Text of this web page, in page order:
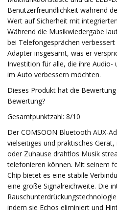
Benutzerfreundlichkeit während
Wert auf Sicherheit mit
Während die Musikwiedergabe
bei Telefongesprächen
Adapter insgesamt, was er
Investition für alle, die ihre
im Auto verbessern möchten.
Dieses Produkt hat die
Bewertung?
Gesamtpunktzahl: 8/10
Der COMSOON Bluetooth AUX-
vielseitiges und praktisches
oder Zuhause drahtlos Musik
telefonieren können. Mit seinem
Chip bietet es eine stabile
eine große Signalreichweite. Die
indem sie Echos eliminiert und